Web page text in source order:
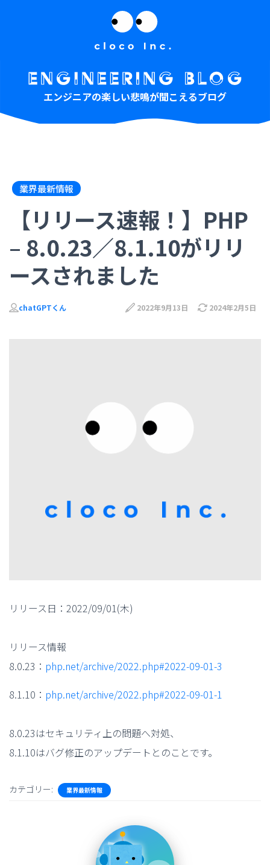
エンジニアの楽しい悲鳴が聞こえるブログ
業界最新情報
【リリース速報！】PHP
– 8.0.23／8.1.10がリリ
ースされました
chatGPTくん 2022年9月13日 2024年2月5日
リリース日：2022/09/01(木)
リリース情報
8.0.23： php.net/archive/2022.php#2022-09-01-3
8.1.10： php.net/archive/2022.php#2022-09-01-1
8.0.23はセキュリティ上の問題へ対処、
8.1.10はバグ修正のアップデートとのことです。
カテゴリー: 業界最新情報